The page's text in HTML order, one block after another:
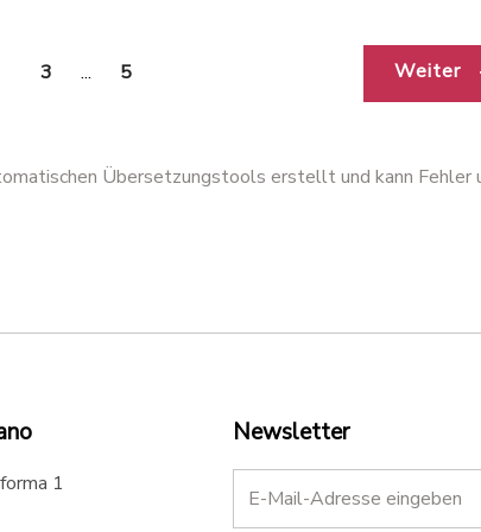
3 ... 5 Weiter
Übersetzungstools erstellt und kann Fehler
1
Newsletter